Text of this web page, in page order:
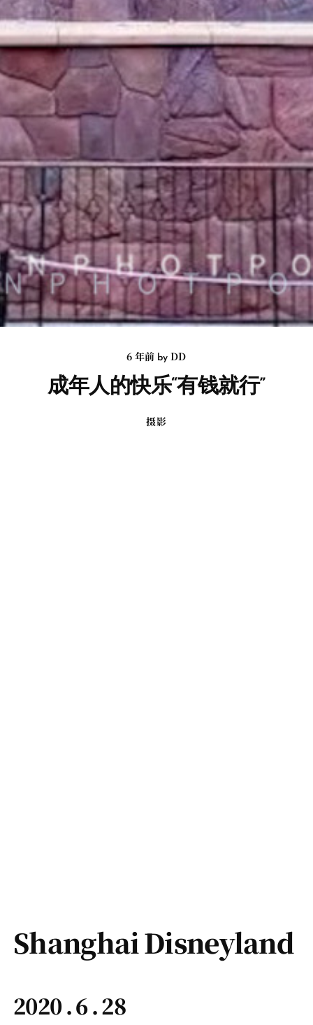
6 年前 byDD
成年人的快乐“有钱就行”
摄影
Shanghai Disneyland
2020 . 6 . 28